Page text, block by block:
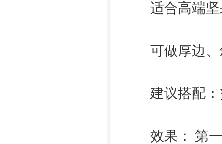
适合高端坚
可做厚边、
建议搭配：
效果： 第一